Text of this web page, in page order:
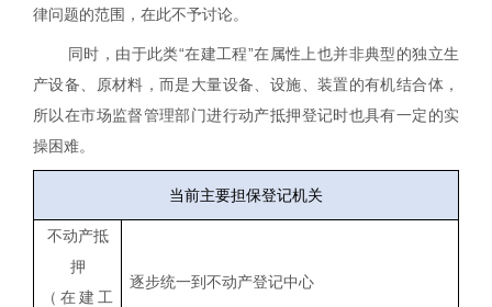
律问题的范围，在此不予讨论。
同时，由于此类“在建工程”在属性上也并非典型的独立生
产设备、原材料，而是大量设备、设施、装置的有机结合体，
所以在市场监督管理部门进行动产抵押登记时也具有一定的实
操困难。
当前主要担保登记机关
不动产抵
押
（在建工
逐步统一到不动产登记中心